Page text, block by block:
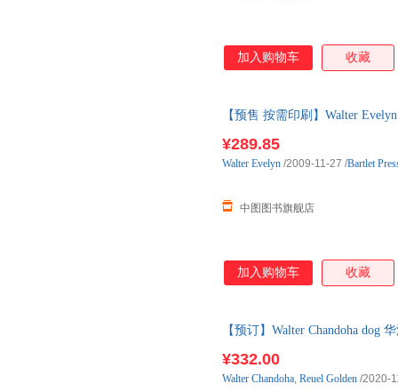
加入购物车 收藏
【预售 按需印刷】Walter
¥289.85
中图图书旗舰店
Walter Evelyn /2009-11-27 /Bartlet
加入购物车 收藏
【预订】Walter Chandoha dog
¥332.00
Walter Chandoha, Reuel Golden /2020-